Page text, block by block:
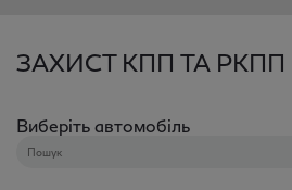
ЗАХИСТ КПП ТА РКПП
Виберіть автомобіль